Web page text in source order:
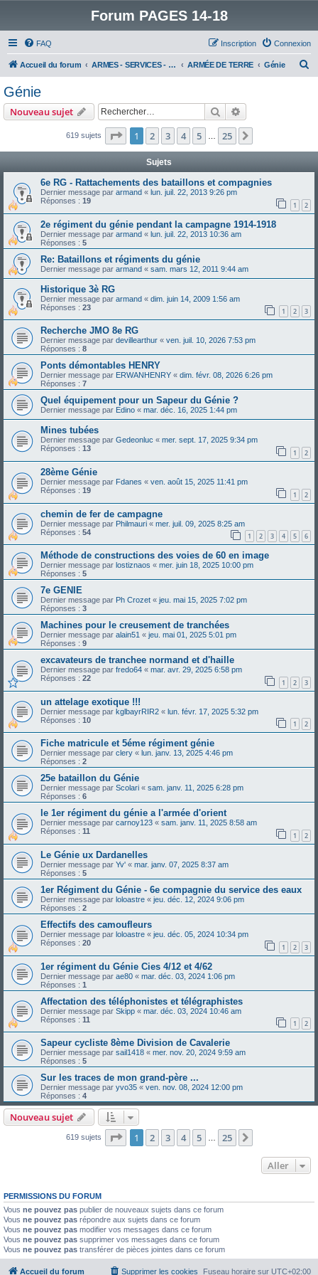
Forum PAGES 14-18
FAQ Connexion
Inscription
Accueil du forum ARMES - SERVICES - UNITES : historiques & discussions ARMÉE DE TERRE Génie
e
Génie
Nouveau sujet Rechercher
619 sujets Page 1sur25
1 2 3 4 5 25
Sujets
6e RG - Rattachements des bataillons et compagnies
Dernier message par armand « lun. juil. 22, 2013 9:26 pm
Réponses : 19 1 2
2e régiment du génie pendant la campagne 1914-1918
Dernier message par armand « lun. juil. 22, 2013 10:36 am
Réponses : 5
Re: Bataillons et régiments du génie
Dernier message par armand « sam. mars 12, 2011 9:44 am
Historique 3è RG
Dernier message par armand « dim. juin 14, 2009 1:56 am
Réponses : 23 1 2 3
Recherche JMO 8e RG
Dernier message par devillearthur « ven. juil. 10, 2026 7:53 pm
Réponses : 8
Ponts démontables HENRY
Dernier message par ERWANHENRY « dim. févr. 08, 2026 6:26 pm
Réponses : 7
Quel équipement pour un Sapeur du Génie ?
Dernier message par Edino « mar. déc. 16, 2025 1:44 pm
Mines tubées
Dernier message par Gedeonluc « mer. sept. 17, 2025 9:34 pm
Réponses : 13 1 2
28ème Génie
Dernier message par Fdanes « ven. août 15, 2025 11:41 pm
Réponses : 19 1 2
chemin de fer de campagne
Dernier message par Philmauri « mer. juil. 09, 2025 8:25 am
Réponses : 54 1 2 3 4 5 6
Méthode de constructions des voies de 60 en image
Dernier message par lostiznaos « mer. juin 18, 2025 10:00 pm
Réponses : 5
7e GENIE
Dernier message par Ph Crozet « jeu. mai 15, 2025 7:02 pm
Réponses : 3
Machines pour le creusement de tranchées
Dernier message par alain51 « jeu. mai 01, 2025 5:01 pm
Réponses : 9
excavateurs de tranchee normand et d'haille
Dernier message par fredo64 « mar. avr. 29, 2025 6:58 pm
Réponses : 22 1 2 3
un attelage exotique !!!
Dernier message par kglbayrRIR2 « lun. févr. 17, 2025 5:32 pm
Réponses : 10 1 2
Fiche matricule et 5éme régiment génie
Dernier message par clery « lun. janv. 13, 2025 4:46 pm
Réponses : 2
25e bataillon du Génie
Dernier message par Scolari « sam. janv. 11, 2025 6:28 pm
Réponses : 6
le 1er régiment du génie a l'armée d'orient
Dernier message par carnoy123 « sam. janv. 11, 2025 8:58 am
Réponses : 11 1 2
Le Génie ux Dardanelles
Dernier message par Yv' « mar. janv. 07, 2025 8:37 am
Réponses : 5
1er Régiment du Génie - 6e compagnie du service des eaux
Dernier message par loloastre « jeu. déc. 12, 2024 9:06 pm
Réponses : 2
Effectifs des camoufleurs
Dernier message par loloastre « jeu. déc. 05, 2024 10:34 pm
Réponses : 20 1 2 3
1er régiment du Génie Cies 4/12 et 4/62
Dernier message par ae80 « mar. déc. 03, 2024 1:06 pm
Réponses : 1
Affectation des téléphonistes et télégraphistes
Dernier message par Skipp « mar. déc. 03, 2024 10:46 am
Réponses : 11 1 2
Sapeur cycliste 8ème Division de Cavalerie
Dernier message par sail1418 « mer. nov. 20, 2024 9:59 am
Réponses : 5
Sur les traces de mon grand-père ...
Dernier message par yvo35 « ven. nov. 08, 2024 12:00 pm
Réponses : 4
Nouveau sujet
619 sujets Page 1sur25
1 2 3 4 5 … 25
Aller
PERMISSIONS DU FORUM
Vous ne pouvez pas publier de nouveaux sujets dans ce forum
Vous ne pouvez pas répondre aux sujets dans ce forum
Vous ne pouvez pas modifier vos messages dans ce forum
Vous ne pouvez pas supprimer vos messages dans ce forum
Vous ne pouvez pas transférer de pièces jointes dans ce forum
Accueil du forum Fuseau horaire sur UTC+02:00
Supprimer les cookies